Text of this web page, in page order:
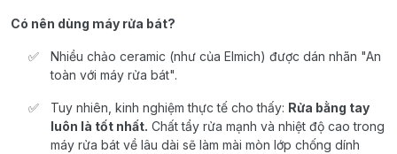
Có nên dùng máy rửa bát?
Nhiều chảo ceramic (như của Elmich) được dán nhãn "An
toàn với máy rửa bát".
Tuy nhiên, kinh nghiệm thực tế cho thấy: Rửa bằng tay
luôn là tốt nhất. Chất tẩy rửa mạnh và nhiệt độ cao trong
máy rửa bát về lâu dài sẽ làm mài mòn lớp chống dính